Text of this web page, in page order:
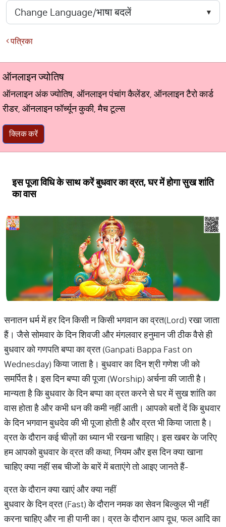
पत्रिका
ऑनलाइन ज्योतिष
ऑनलाइन अंक ज्योतिष, ऑनलाइन पंचांग कैलेंडर, ऑनलाइन टैरो कार्ड
रीडर, ऑनलाइन फॉर्च्यून कुकी, मैच टूल्स
क्लिक करें
इस पूजा विधि के साथ करें बुधवार का व्रत, घर में होगा सुख शांति
का वास
सनातन धर्म में हर दिन किसी न किसी भगवान का व्रत(Lord) रखा जाता
हैं। जैसे सोमवार के दिन शिवजी और मंगलवार हनुमान जी ठीक वैसे ही
बुधवार को गणपति बप्पा का व्रत (Ganpati Bappa Fast on
Wednesday) किया जाता है। बुधवार का दिन श्री गणेश जी को
समर्पित है। इस दिन बप्पा की पूजा (Worship) अर्चना की जाती है।
मान्यता है कि बुधवार के दिन बप्पा का व्रत करने से घर में सुख शांति का
वास होता है और कभी धन की कमी नहीं आती। आपको बतों दें कि बुधवार
के दिन भगवान बुधदेव की भी पूजा होती है और व्रत भी किया जाता है।
व्रत के दौरान कई चीज़ों का ध्यान भी रखना चाहिए। इस खबर के जरिए
हम आपको बुधवार के व्रत की कथा, नियम और इस दिन क्या खाना
चाहिए क्या नहीं सब चीजों के बारें में बताएंगे तो आइए जानते हैं-
व्रत के दौरान क्या खाएं और क्या नहीं
बुधवार के दिन व्रत (Fast) के दौरान नमक का सेवन बिल्कुल भी नहीं
करना चाहिए और ना ही पानी का। व्रत के दौरान आप दूध, फल आदि का